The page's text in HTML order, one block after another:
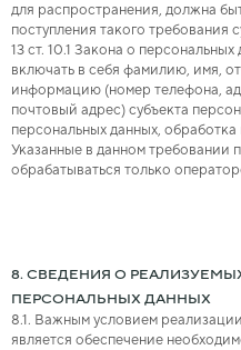
для распространения, должна
поступления такого требования
13 ст. 10.1 Закона о
включать в себя фамилию, имя,
информацию (номер телефона,
почтовый адрес) субъекта
персональных данных,
Указанные в данном требовании
обрабатываться только
8. СВЕДЕНИЯ О
ПЕРСОНАЛЬНЫХ ДАННЫХ
8.1. Важным условием
является обеспечение